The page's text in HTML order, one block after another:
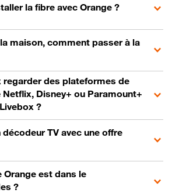
la fibre avec Orange ?
maison, comment passer à la
regarder des plateformes de
Disney+ ou Paramount+
?
TV avec une offre
Orange est dans le
?